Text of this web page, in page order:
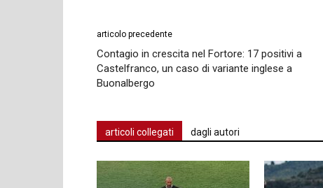
articolo precedente
Contagio in crescita nel Fortore: 17 positivi a
Castelfranco, un caso di variante inglese a
Buonalbergo
articoli collegati dagli autori